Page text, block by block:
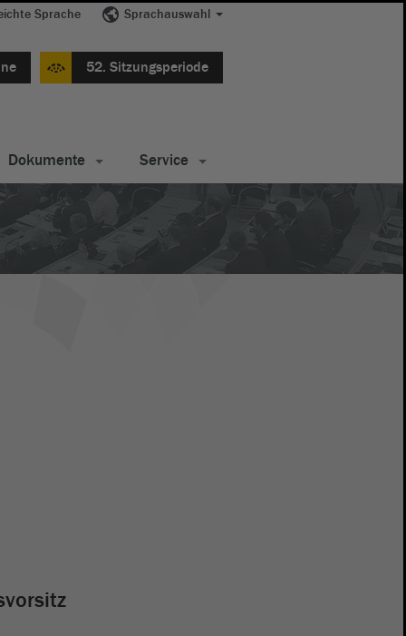
Sprache Sprachauswahl
52. Sitzungsperiode
Dokumente Service